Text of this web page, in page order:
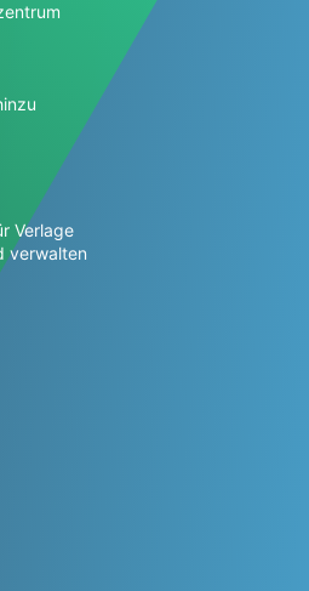
Verlage
verwalten